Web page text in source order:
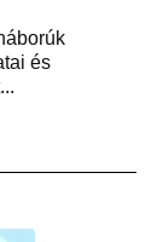
és